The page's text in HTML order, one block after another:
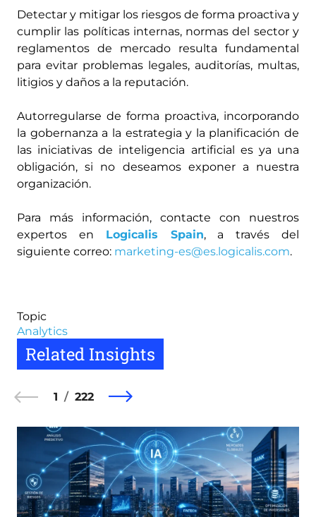
Detectar y mitigar los riesgos de forma proactiva y
cumplir las políticas internas, normas del sector y
reglamentos de mercado resulta fundamental
para evitar problemas legales, auditorías, multas,
litigios y daños a la reputación.
Autorregularse de forma proactiva, incorporando
la gobernanza a la estrategia y la planificación de
las iniciativas de inteligencia artificial es ya una
obligación, si no deseamos exponer a nuestra
organización.
Para más información, contacte con nuestros
expertos en Logicalis Spain, a través del
siguiente correo: marketing-es@es.logicalis.com.
Topic
Analytics
Related Insights
1 222